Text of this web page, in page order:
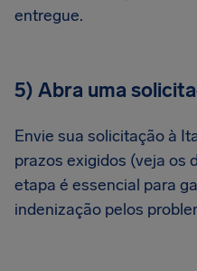
entregue.
5) Abra uma
Envie sua solicitação à
prazos exigidos (veja os
etapa é essencial para
indenização pelos